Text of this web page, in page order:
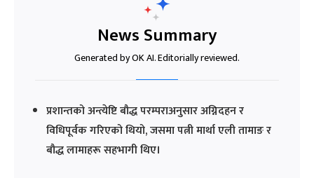
News Summary
Generated by OK AI. Editorially reviewed.
प्रशान्तको अन्त्येष्टि बौद्ध परम्पराअनुसार अग्निदहन र
विधिपूर्वक गरिएको थियो, जसमा पत्नी मार्था एली तामाङ र
बौद्ध लामाहरू सहभागी थिए।